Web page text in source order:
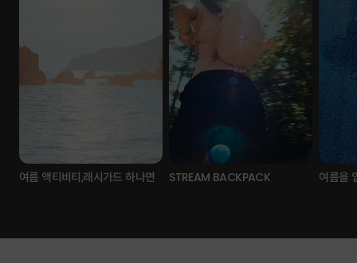
여름 액티비티,래시가드 하나면 STREAM BACKPACK 여름을